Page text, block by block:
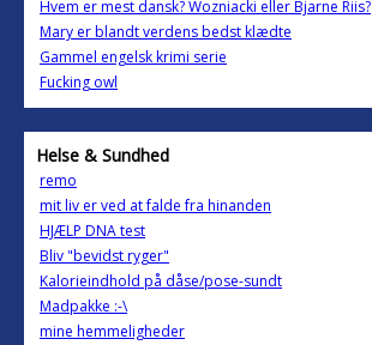
Hvem er mest dansk? Wozniacki eller Bjarne Riis?
Mary er blandt verdens bedst klædte
Gammel engelsk krimi serie
Fucking owl
Helse & Sundhed
remo
mit liv er ved at falde fra hinanden
HJÆLP DNA test
Bliv "bevidst ryger"
Kalorieindhold på dåse/pose-sundt
Madpakke :-\
mine hemmeligheder